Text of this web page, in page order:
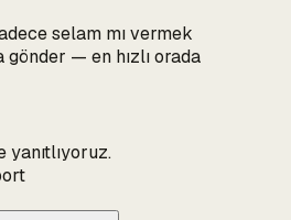
selam mı vermek
— en hızlı orada